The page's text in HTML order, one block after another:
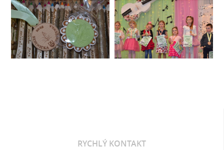
RYCHLÝ KONTAKT